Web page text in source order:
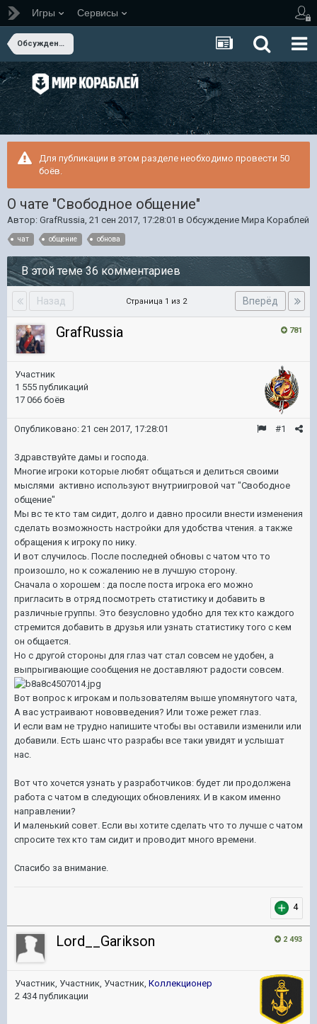
Игры Сервисы
Обсуждение Мира Кораблей
Для публикации в этом разделе необходимо провести 50
боёв.
О чате "Свободное общение"
Автор: GrafRussia, 21 сен 2017, 17:28:01 в Обсуждение Мира Кораблей
чат общение обнова
В этой теме 36 комментариев
Назад Вперёд
Страница 1 из 2
781
GrafRussia
Участник
1 555 публикаций
17 066 боёв
#1
Опубликовано: 21 сен 2017, 17:28:01
Здравствуйте дамы и господа.
Многие игроки которые любят общаться и делиться своими
мыслями активно используют внутриигровой чат "Свободное
общение"
Мы вс те кто там сидит, долго и давно просили внести изменения
сделать возможность настройки для удобства чтения. а также
обращения к игроку по нику.
И вот случилось. После последней обновы с чатом что то
произошло, но к сожалению не в лучшую сторону.
Сначала о хорошем : да после поста игрока его можно
пригласить в отряд посмотреть статистику и добавить в
различные группы. Это безусловно удобно для тех кто каждого
стремится добавить в друзья или узнать статистику того с кем
он общается.
Но с другой стороны для глаз чат стал совсем не удобен, а
выпрыгивающие сообщения не доставляют радости совсем.
Вот вопрос к игрокам и пользователям выше упомянутого чата,
А вас устраивают нововведения? Или тоже режет глаз.
И если вам не трудно напишите чтобы вы оставили изменили или
добавили. Есть шанс что разрабы все таки увидят и услышат
нас.
Вот что хочется узнать у разработчиков: будет ли продолжена
работа с чатом в следующих обновлениях. И в каком именно
направлении?
И маленький совет. Если вы хотите сделать что то лучше с чатом
спросите тех кто там сидит и проводит много времени.
Спасибо за внимание.
4
2 493
Lord__Garikson
Участник, Участник, Участник, Коллекционер
2 434 публикации